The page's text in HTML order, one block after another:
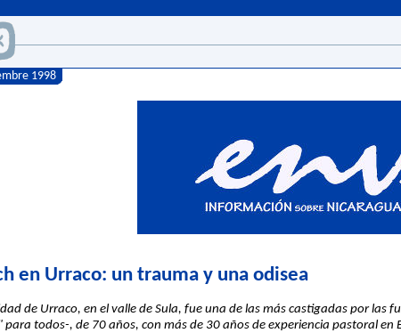
1998
en Urraco: un trauma y una odisea
de Urraco, en el valle de Sula, fue una de las más castigadas por las
para todos-, de 70 años, con más de 30 años de experiencia pastoral